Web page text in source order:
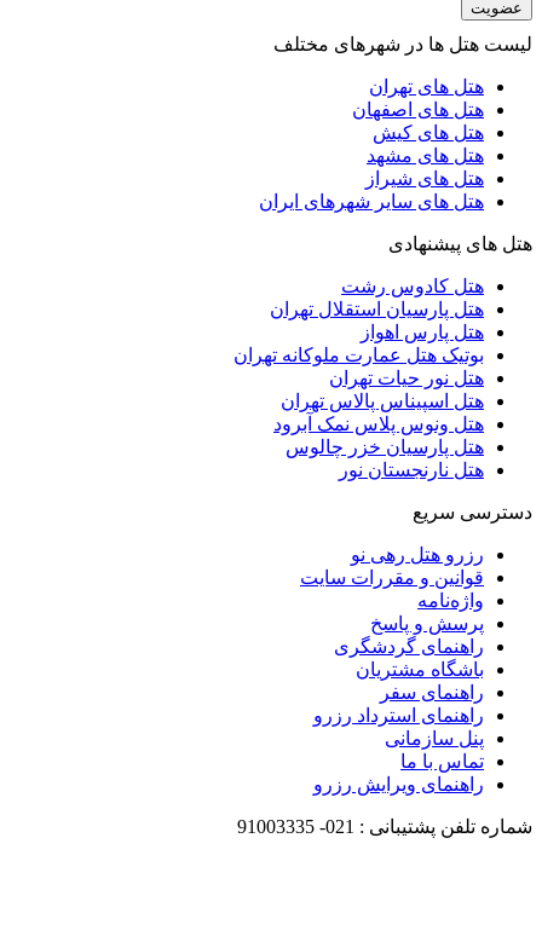
عضویت
لیست هتل ها در شهرهای مختلف
هتل های تهران
هتل های اصفهان
هتل های کیش
هتل های مشهد
هتل های شیراز
هتل های سایر شهرهای ایران
هتل های پیشنهادی
هتل کادوس رشت
هتل پارسیان استقلال تهران
هتل پارس اهواز
بوتیک هتل عمارت ملوکانه تهران
هتل نور حیات تهران
هتل اسپیناس پالاس تهران
هتل ونوس پلاس نمک آبرود
هتل پارسیان خزر چالوس
هتل نارنجستان نور
دسترسی سریع
رزرو هتل رهی نو
قوانین و مقررات سایت
واژه‌نامه
پرسش و پاسخ
راهنمای گردشگری
باشگاه مشتریان
راهنمای سفر
راهنمای استرداد رزرو
پنل سازمانی
تماس با ما
راهنمای ویرایش رزرو
شماره تلفن پشتیبانی : 021-
91003335